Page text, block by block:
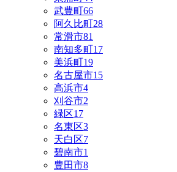
武豊町66
阿久比町28
常滑市81
南知多町17
美浜町19
名古屋市15
高浜市4
刈谷市2
緑区17
名東区3
天白区7
碧南市1
豊田市8